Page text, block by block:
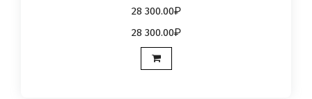
28 300.00
28 300.00